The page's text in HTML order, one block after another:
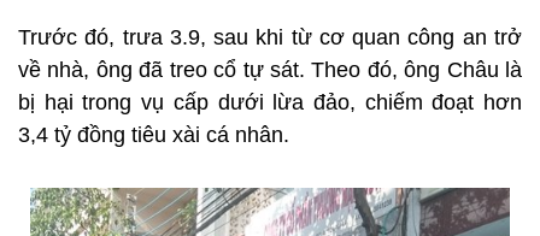
Trước đó, trưa 3.9, sau khi từ cơ quan công an trở
về nhà, ông đã treo cổ tự sát. Theo đó, ông Châu là
bị hại trong vụ cấp dưới lừa đảo, chiếm đoạt hơn
3,4 tỷ đồng tiêu xài cá nhân.